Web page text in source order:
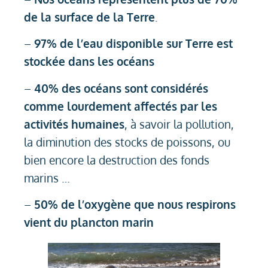
de la surface de la Terre
– 97% de l’eau disponible sur Terre est
stockée dans les océans
– 40% des océans sont considérés
comme lourdement affectés par les
activités humaines, à savoir la pollution,
la diminution des stocks de poissons, ou
bien encore la destruction des fonds
marins …
– 50% de l’oxygène que nous respirons
vient du plancton marin